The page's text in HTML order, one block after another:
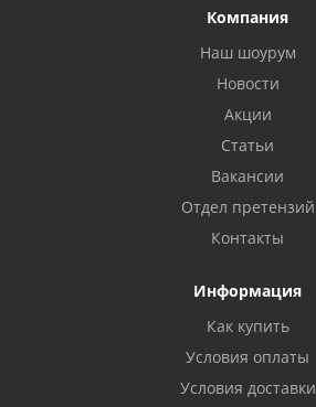
Компания
Наш шоурум
Новости
Акции
Статьи
Вакансии
Отдел претензий
Контакты
Информация
Как купить
Условия оплаты
Условия доставки